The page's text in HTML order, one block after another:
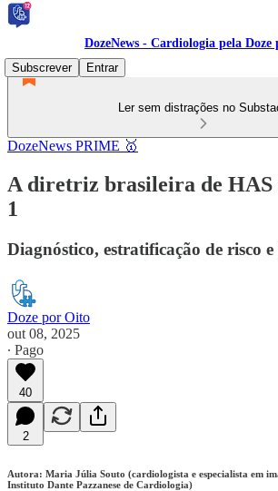
DozeNews - Cardiologia pela
Subscrever
Entrar
Ler sem distrações no
DozeNews PRIME 🥇
A diretriz brasileira de HAS
1
Diagnóstico, estratificação de risco
Doze por Oito
out 08, 2025
∙ Pago
40
2
Autora: Maria Júlia Souto (cardiologista e especialista em
Instituto Dante Pazzanese de Cardiologia)